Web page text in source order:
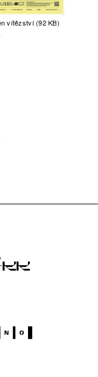
vítězství (92 KB)